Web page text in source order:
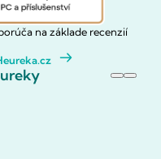
na základe recenzií